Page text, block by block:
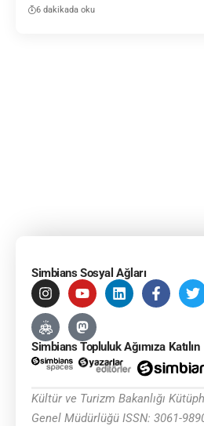
6 dakikada oku
Simbians Sosyal Ağları
Simbians Topluluk Ağımıza Katılın
Kültür ve Turizm Bakanlığı
Genel Müdürlüğü ISSN: 3061-